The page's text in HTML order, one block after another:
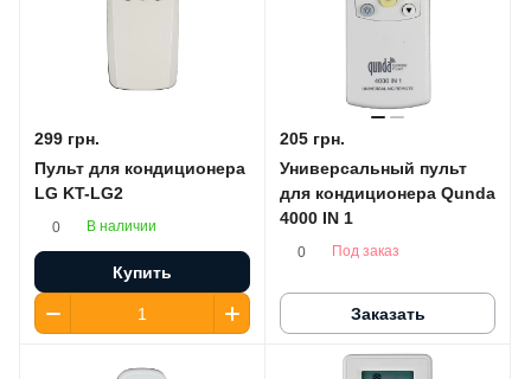
299 грн.
Пульт для кондиционера
LG KT-LG2
0 В наличии
Купить
205 грн.
Универсальный пульт
для кондиционера Qunda
4000 IN 1
0 Под заказ
Заказать